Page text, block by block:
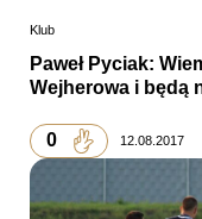
Klub
Paweł Pyciak:
Wejherowa i będą
0 12.08.2017